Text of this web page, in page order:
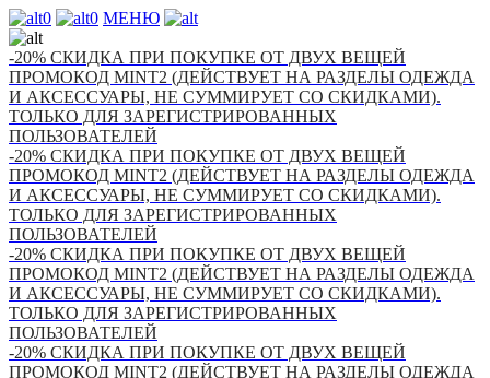
0 0 МЕНЮ
-20% СКИДКА ПРИ ПОКУПКЕ ОТ ДВУХ ВЕЩЕЙ
ПРОМОКОД MINT2 (ДЕЙСТВУЕТ НА РАЗДЕЛЫ ОДЕЖДА
И АКСЕССУАРЫ, НЕ СУММИРУЕТ СО СКИДКАМИ).
ТОЛЬКО ДЛЯ ЗАРЕГИСТРИРОВАННЫХ
ПОЛЬЗОВАТЕЛЕЙ
-20% СКИДКА ПРИ ПОКУПКЕ ОТ ДВУХ ВЕЩЕЙ
ПРОМОКОД MINT2 (ДЕЙСТВУЕТ НА РАЗДЕЛЫ ОДЕЖДА
И АКСЕССУАРЫ, НЕ СУММИРУЕТ СО СКИДКАМИ).
ТОЛЬКО ДЛЯ ЗАРЕГИСТРИРОВАННЫХ
ПОЛЬЗОВАТЕЛЕЙ
-20% СКИДКА ПРИ ПОКУПКЕ ОТ ДВУХ ВЕЩЕЙ
ПРОМОКОД MINT2 (ДЕЙСТВУЕТ НА РАЗДЕЛЫ ОДЕЖДА
И АКСЕССУАРЫ, НЕ СУММИРУЕТ СО СКИДКАМИ).
ТОЛЬКО ДЛЯ ЗАРЕГИСТРИРОВАННЫХ
ПОЛЬЗОВАТЕЛЕЙ
-20% СКИДКА ПРИ ПОКУПКЕ ОТ ДВУХ ВЕЩЕЙ
ПРОМОКОД MINT2 (ДЕЙСТВУЕТ НА РАЗДЕЛЫ ОДЕЖДА